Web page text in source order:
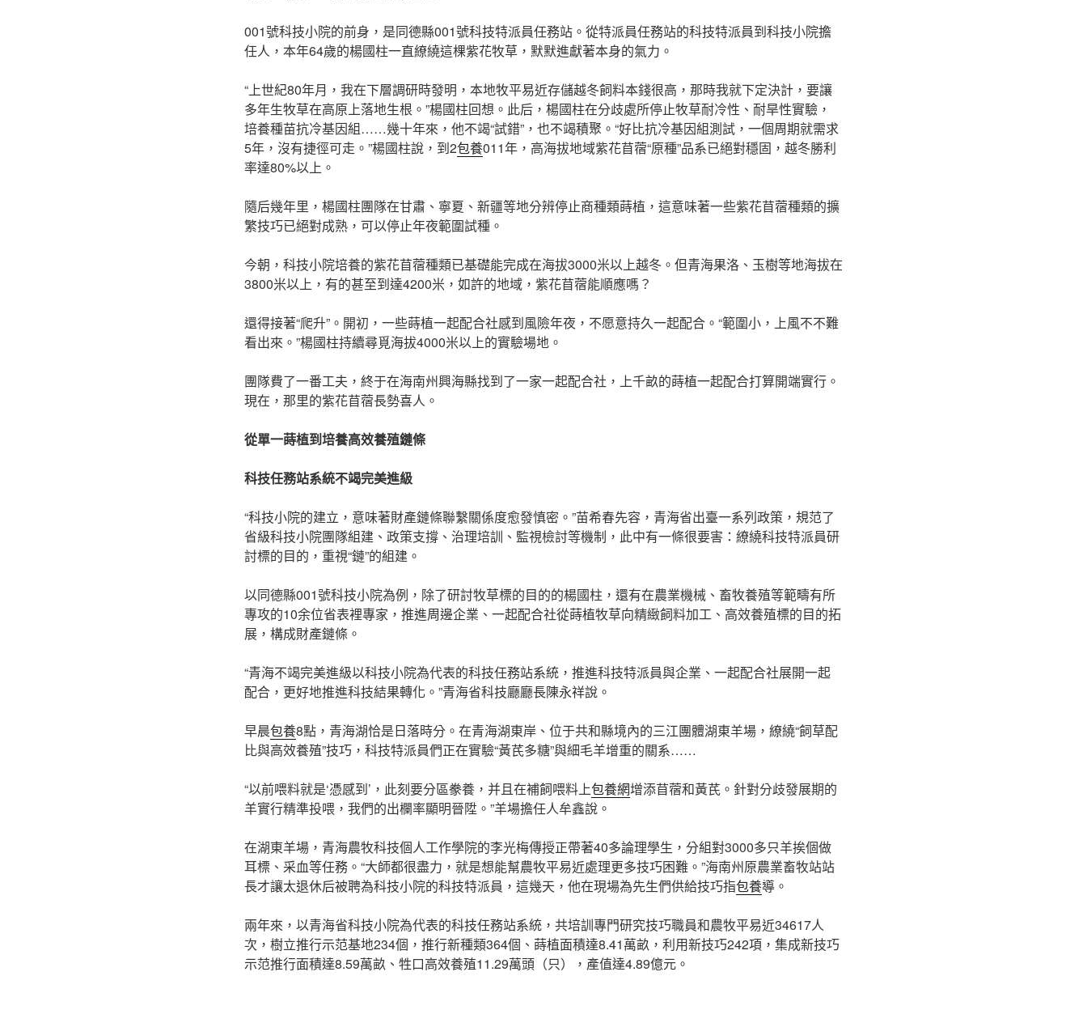
001號科技小院的前身，是同德縣001號科技特派員任務站。從特派員任務站的科技特派員到科技小院擔
任人，本年64歲的楊國柱一直繚繞這棵紫花牧草，默默進獻著本身的氣力。
“上世紀80年月，我在下層調研時發明，本地牧平易近存儲越冬飼料本錢很高，那時我就下定決計，要讓
多年生牧草在高原上落地生根。”楊國柱回想。此后，楊國柱在分歧處所停止牧草耐冷性、耐旱性實驗，
培養種苗抗冷基因組……幾十年來，他不竭“試錯”，也不竭積聚。“好比抗冷基因組測試，一個周期就需求
5年，沒有捷徑可走。”楊國柱說，到2包養011年，高海拔地域紫花苜蓿“原種”品系已絕對穩固，越冬勝利
率達80%以上。
隨后幾年里，楊國柱團隊在甘肅、寧夏、新疆等地分辨停止商種類蒔植，這意味著一些紫花苜蓿種類的擴
繁技巧已絕對成熟，可以停止年夜範圍試種。
今朝，科技小院培養的紫花苜蓿種類已基礎能完成在海拔3000米以上越冬。但青海果洛、玉樹等地海拔在
3800米以上，有的甚至到達4200米，如許的地域，紫花苜蓿能順應嗎？
還得接著“爬升”。開初，一些蒔植一起配合社感到風險年夜，不愿意持久一起配合。“範圍小，上風不不難
看出來。”楊國柱持續尋覓海拔4000米以上的實驗場地。
團隊費了一番工夫，終于在海南州興海縣找到了一家一起配合社，上千畝的蒔植一起配合打算開端實行。
現在，那里的紫花苜蓿長勢喜人。
從單一蒔植到培養高效養殖鏈條
科技任務站系統不竭完美進級
“科技小院的建立，意味著財產鏈條聯繫關係度愈發慎密。”苗希春先容，青海省出臺一系列政策，規范了
省級科技小院團隊組建、政策支撐、治理培訓、監視檢討等機制，此中有一條很要害：繚繞科技特派員研
討標的目的，重視“鏈”的組建。
以同德縣001號科技小院為例，除了研討牧草標的目的的楊國柱，還有在農業機械、畜牧養殖等範疇有所
專攻的10余位省表裡專家，推進周邊企業、一起配合社從蒔植牧草向精緻飼料加工、高效養殖標的目的拓
展，構成財產鏈條。
“青海不竭完美進級以科技小院為代表的科技任務站系統，推進科技特派員與企業、一起配合社展開一起
配合，更好地推進科技結果轉化。”青海省科技廳廳長陳永祥說。
早晨包養8點，青海湖恰是日落時分。在青海湖東岸、位于共和縣境內的三江團體湖東羊場，繚繞“飼草配
比與高效養殖”技巧，科技特派員們正在實驗“黃芪多糖”與細毛羊增重的關系……
“以前喂料就是‘憑感到’，此刻要分區豢養，并且在補飼喂料上包養網增添苜蓿和黃芪。針對分歧發展期的
羊實行精準投喂，我們的出欄率顯明晉陞。”羊場擔任人牟鑫說。
在湖東羊場，青海農牧科技個人工作學院的李光梅傳授正帶著40多論理學生，分組對3000多只羊挨個做
耳標、采血等任務。“大師都很盡力，就是想能幫農牧平易近處理更多技巧困難。”海南州原農業畜牧站站
長才讓太退休后被聘為科技小院的科技特派員，這幾天，他在現場為先生們供給技巧指包養導。
兩年來，以青海省科技小院為代表的科技任務站系統，共培訓專門研究技巧職員和農牧平易近34617人
次，樹立推行示范基地234個，推行新種類364個、蒔植面積達8.41萬畝，利用新技巧242項，集成新技巧
示范推行面積達8.59萬畝、牲口高效養殖11.29萬頭（只），產值達4.89億元。